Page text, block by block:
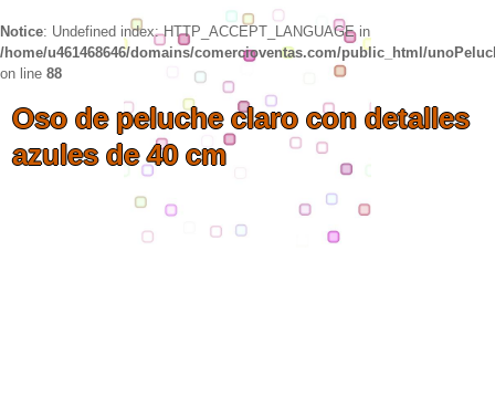
Notice: Undefined index: HTTP_ACCEPT_LANGUAGE in
/home/u461468646/domains/comercioventas.com/public_html/
on line 88
Oso de peluche claro con detalles
azules de 40 cm